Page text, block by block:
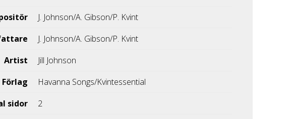
J. Johnson/A. Gibson/P. Kvint
J. Johnson/A. Gibson/P. Kvint
Artist
Jill Johnson
Förlag
Havanna Songs/Kvintessential
sidor
2